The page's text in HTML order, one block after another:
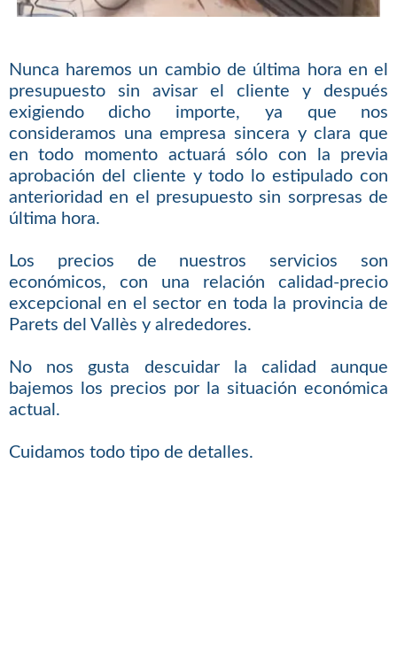
Nunca haremos un cambio de última hora en el
presupuesto sin avisar el cliente y después
exigiendo dicho importe, ya que nos
consideramos una empresa sincera y clara que
en todo momento actuará sólo con la previa
aprobación del cliente y todo lo estipulado con
anterioridad en el presupuesto sin sorpresas de
última hora.
Los precios de nuestros servicios son
económicos, con una relación calidad-precio
excepcional en el sector en toda la provincia de
Parets del Vallès y alrededores.
No nos gusta descuidar la calidad aunque
bajemos los precios por la situación económica
actual.
Cuidamos todo tipo de detalles.